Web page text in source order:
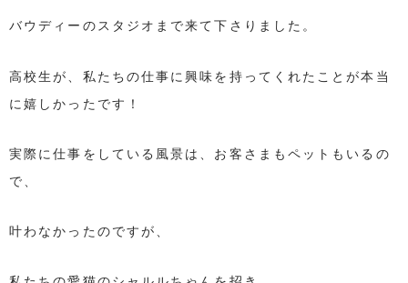
バウディーのスタジオまで来て下さりました。
高校生が、私たちの仕事に興味を持ってくれたことが本当
に嬉しかったです！
実際に仕事をしている風景は、お客さまもペットもいるの
で、
叶わなかったのですが、